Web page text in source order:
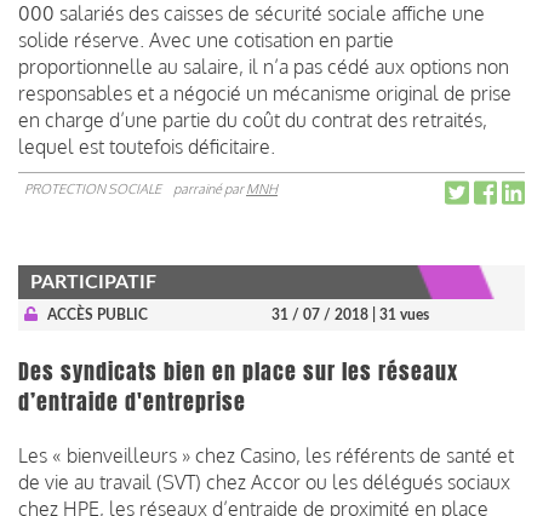
000 salariés des caisses de sécurité sociale affiche une
solide réserve. Avec une cotisation en partie
proportionnelle au salaire, il n’a pas cédé aux options non
responsables et a négocié un mécanisme original de prise
en charge d’une partie du coût du contrat des retraités,
lequel est toutefois déficitaire.
PROTECTION SOCIALE parrainé parMNH
PARTICIPATIF
ACCÈS PUBLIC 31 / 07 / 2018 | 31 vues
Des syndicats bien en place sur les réseaux
d’entraide d'entreprise
Les « bienveilleurs » chez Casino, les référents de santé et
de vie au travail (SVT) chez Accor ou les délégués sociaux
chez HPE, les réseaux d’entraide de proximité en place